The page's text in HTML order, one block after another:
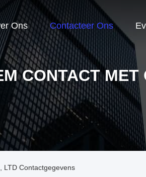
Ons Contacteer Ons
CONTACT MET
LTD Contactgegevens